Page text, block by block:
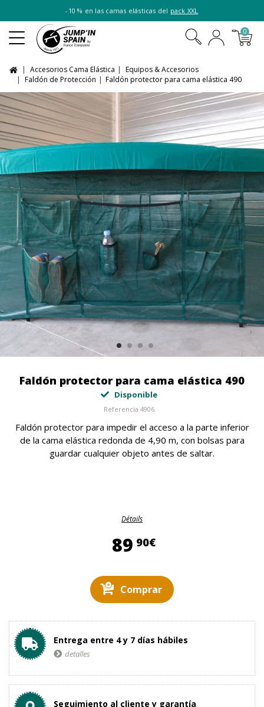
-10 % en las camas elásticas del pack XXL
0
Accesorios Cama Elástica
Equipos & Accesorios
Faldón de Protección
Faldón protector para cama elástica 490
Faldón protector para cama elástica 490
Disponible
Referencia 4906
Faldón protector para impedir el acceso a la parte inferior
de la cama elástica redonda de 4,90 m, con bolsas para
guardar cualquier objeto antes de saltar.
Détails
89 90€89,90 €
Comprar
Entrega entre 4 y 7 días hábiles
detalles
Seguimiento al cliente y garantía